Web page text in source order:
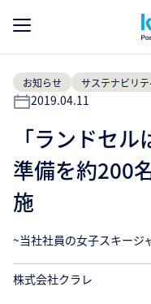
お知らせ サステナビリテ
2019.04.11
「ランドセ
準備を約200
施
~当社社員の女子スキージ
株式会社クラレ